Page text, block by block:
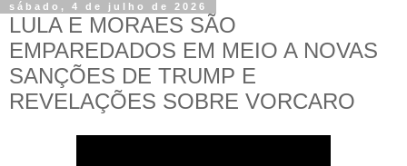
sábado, 4 de julho de 2026
LULA E MORAES SÃO
EMPAREDADOS EM MEIO A NOVAS
SANÇÕES DE TRUMP E
REVELAÇÕES SOBRE VORCARO